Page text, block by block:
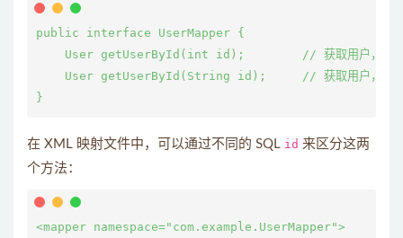
public interface UserMapper {
User getUserById(int id);        // 获取用户，通
User getUserById(String id);     // 获取用户，通
在 XML 映射文件中，可以通过不同的 SQL id 来区分这两
个方法：
<mapper namespace="com.example.UserMapper">